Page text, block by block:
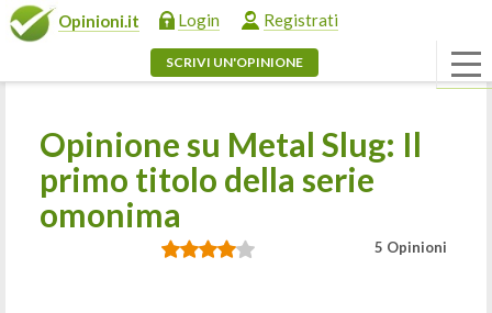
Opinioni.it Login Registrati
SCRIVI UN'OPINIONE
Opinione su Metal Slug: Il
primo titolo della serie
omonima
5 Opinioni